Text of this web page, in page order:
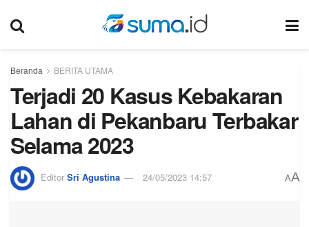
Beranda BERITA UTAMA
Terjadi 20 Kasus Kebakaran
Lahan di Pekanbaru Terbakar
Selama 2023
Editor Sri Agustina 24/05/2023 14:57 AA